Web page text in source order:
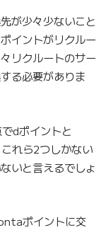
が少々少ないこと
イントがリクルー
リクルートのサー
る必要がありま
dポイントと
れら2つしかない
いと言えるでしょ
ポイントに交